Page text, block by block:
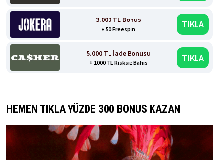
3.000 TL Bonus
+ 50 Freespin TIKLA
5.000 TL İade Bonusu
+ 1000 TL Risksiz Bahis TIKLA
HEMEN TIKLA YÜZDE 300 BONUS KAZAN